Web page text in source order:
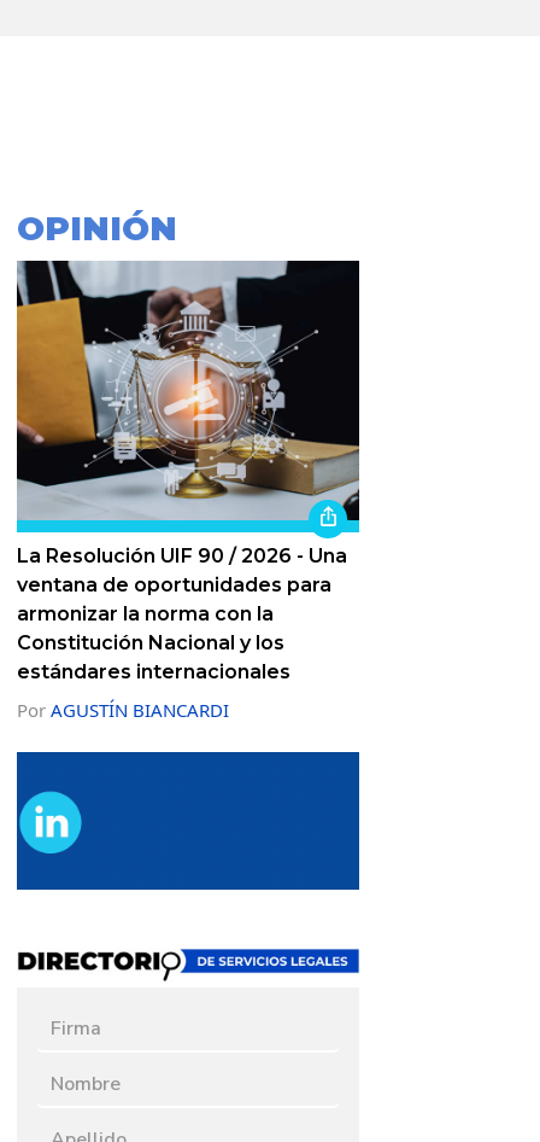
OPINIÓN
La Resolución UIF 90 / 2026 - Una
ventana de oportunidades para
armonizar la norma con la
Constitución Nacional y los
estándares internacionales
Por AGUSTÍN BIANCARDI